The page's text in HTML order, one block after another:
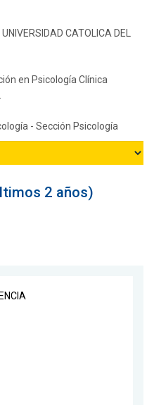
CATOLICA DEL
en Psicología Clínica
- Sección Psicología
2 años)